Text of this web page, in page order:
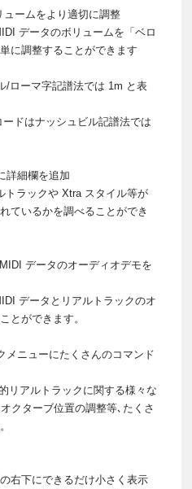
ームをより適切に調整
データのボリュームを「ベロ
に調整することができます
/ローマ字記譜法では 1m と表
ドはナッシュビル記譜法では
詳細欄を追加
トラックや Xtra スタイル等が
ているかを調べることができ
データのオーディオデモを
データとリアルトラックのオ
とができます。
メニューにたくさんのコマンド
リアルトラックに関する様々な
クターブ位置の調整等､たくさ
右下にできるだけ小さく表示